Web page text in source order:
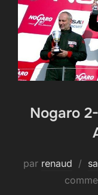
Nogaro
par renaud